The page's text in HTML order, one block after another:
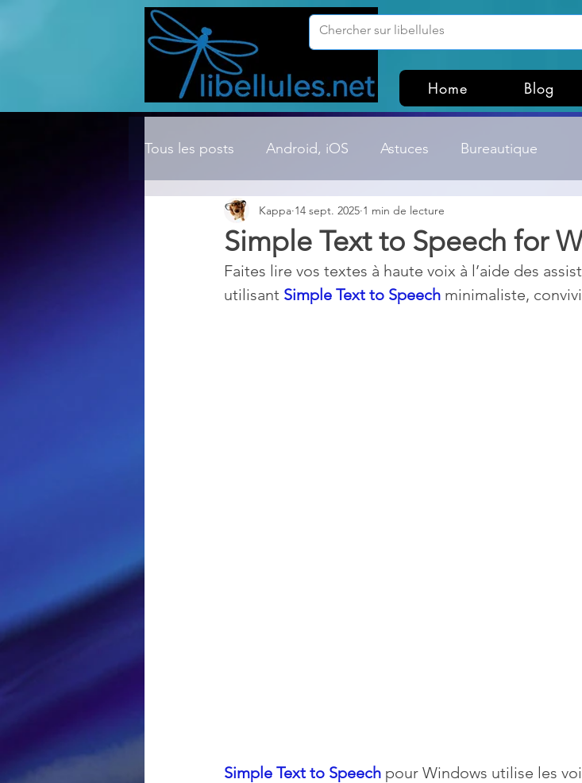
Home Blog
Tous les posts Android, iOS Astuces Bureautique
Compression ZIP, RAR, etc. Customisation Windows
Dossier Windows Explorateurs de fichiers Gestion
Simple Text to Speech for
Kappa 14 sept. 2025 1 min de lecture
Faites lire vos textes à haute voix à l’aide des
utilisant Simple Text to Speech minimaliste,
Simple Text to Speech pour Windows utilise les